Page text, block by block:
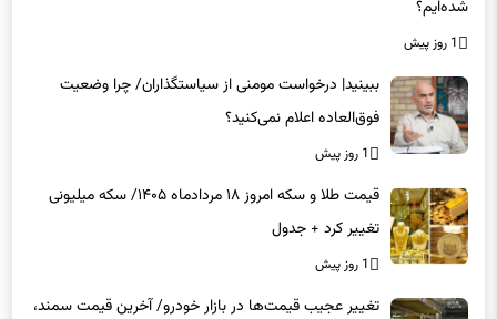
شده‌ایم؟
1 روز پیش
ببینید| درخواست مومنی از سیاستگذاران/ چرا وضعیت
فوق‌العاده اعلام نمی‌کنید؟
1 روز پیش
قیمت طلا و سکه امروز ۱۸ مردادماه ۱۴۰۵/ سکه میلیونی
تغییر کرد + جدول
1 روز پیش
تغییر عجیب قیمت‌ها در بازار خودرو/ آخرین قیمت سمند،